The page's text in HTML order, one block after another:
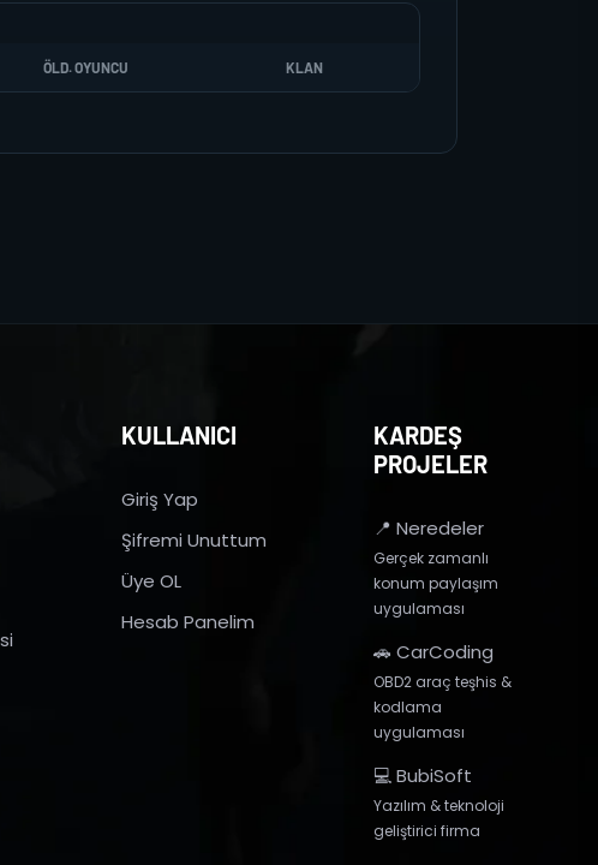
ÖLD. OYUNCU KLAN
KULLANICI
Giriş Yap
Şifremi Unuttum
Üye OL
Hesab Panelim
KARDEŞ
PROJELER
📍 Neredeler
Gerçek zamanlı
konum paylaşım
uygulaması
🚗 CarCoding
OBD2 araç teşhis &
kodlama
uygulaması
💻 BubiSoft
Yazılım & teknoloji
geliştirici firma